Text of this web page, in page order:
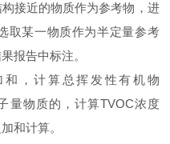
接近的物质作为参考物，进
取某一物质作为半定量参考
报告中标注。
，计算总挥发性有机物
量物质的，计算TVOC浓度
和计算。